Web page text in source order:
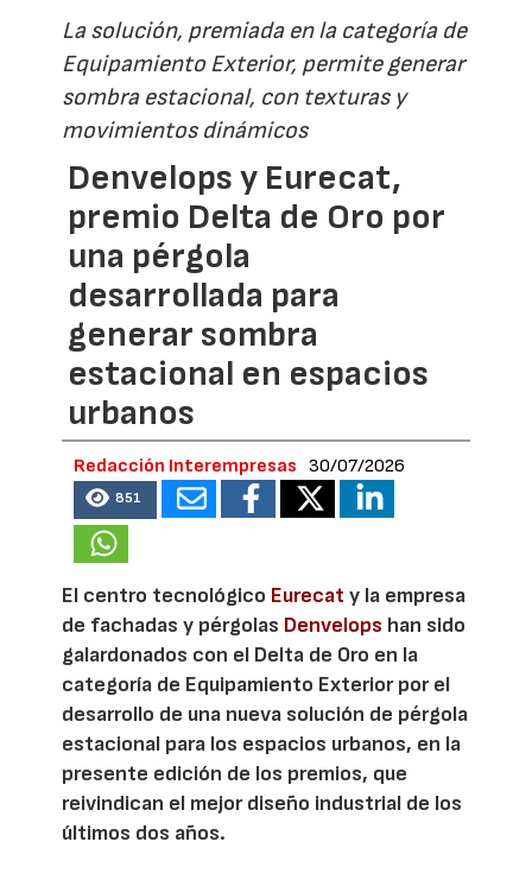
La solución, premiada en la categoría de
Equipamiento Exterior, permite generar
sombra estacional, con texturas y
movimientos dinámicos
Denvelops y Eurecat,
premio Delta de Oro por
una pérgola
desarrollada para
generar sombra
estacional en espacios
urbanos
Redacción Interempresas 30/07/2026
851
El centro tecnológico Eurecat y la empresa
de fachadas y pérgolas Denvelops han sido
galardonados con el Delta de Oro en la
categoría de Equipamiento Exterior por el
desarrollo de una nueva solución de pérgola
estacional para los espacios urbanos, en la
presente edición de los premios, que
reivindican el mejor diseño industrial de los
últimos dos años.